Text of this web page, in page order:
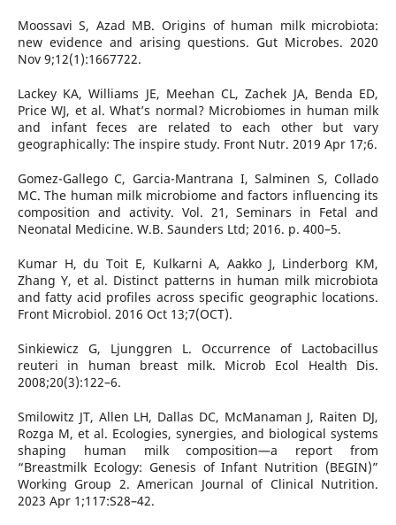
Moossavi S, Azad MB. Origins of human milk microbiota:
new evidence and arising questions. Gut Microbes. 2020
Nov 9;12(1):1667722.
Lackey KA, Williams JE, Meehan CL, Zachek JA, Benda ED,
Price WJ, et al. What’s normal? Microbiomes in human milk
and infant feces are related to each other but vary
geographically: The inspire study. Front Nutr. 2019 Apr 17;6.
Gomez-Gallego C, Garcia-Mantrana I, Salminen S, Collado
MC. The human milk microbiome and factors influencing its
composition and activity. Vol. 21, Seminars in Fetal and
Neonatal Medicine. W.B. Saunders Ltd; 2016. p. 400–5.
Kumar H, du Toit E, Kulkarni A, Aakko J, Linderborg KM,
Zhang Y, et al. Distinct patterns in human milk microbiota
and fatty acid profiles across specific geographic locations.
Front Microbiol. 2016 Oct 13;7(OCT).
Sinkiewicz G, Ljunggren L. Occurrence of Lactobacillus
reuteri in human breast milk. Microb Ecol Health Dis.
2008;20(3):122–6.
Smilowitz JT, Allen LH, Dallas DC, McManaman J, Raiten DJ,
Rozga M, et al. Ecologies, synergies, and biological systems
shaping human milk composition—a report from
“Breastmilk Ecology: Genesis of Infant Nutrition (BEGIN)”
Working Group 2. American Journal of Clinical Nutrition.
2023 Apr 1;117:S28–42.